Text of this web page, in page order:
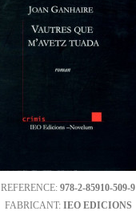
REFERENCE: 978-2-85910-509-9
FABRICANT: IEO EDICIONS